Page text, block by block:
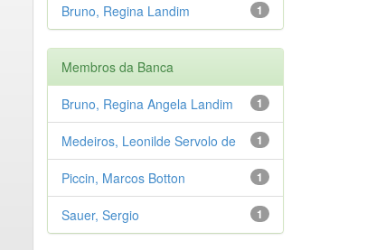
1
Bruno, Regina Landim
Membros da Banca
1
Bruno, Regina Angela Landim
1
Medeiros, Leonilde Servolo de
1
Piccin, Marcos Botton
1
Sauer, Sergio